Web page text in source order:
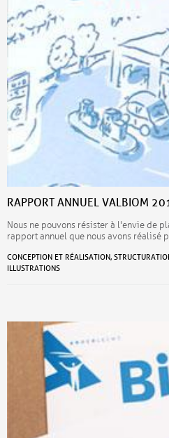
RAPPORT ANNUEL VALBIOM
Nous ne pouvons résister à l'envie de
rapport annuel que nous avons réalisé
CONCEPTION ET RÉALISATION,
ILLUSTRATIONS